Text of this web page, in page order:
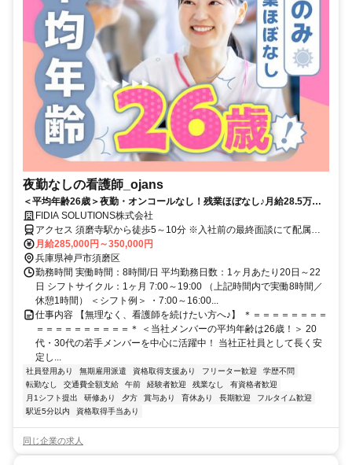
夜勤なしの看護師_ojans
＜平均年齢26歳＞夜勤・オンコールなし！残業ほぼなし♪月給28.5万円
～・昇給年2回・賞与年2回★初年度は賞与年3回★20代・30代の若手メ
ンバーが中心に活躍中！当社正社員として安定して働ける好環境◎
FIDIA SOLUTIONS株式会社
アクセス 須磨寺駅から徒歩5～10分 ※入社前の最終面談にて配属先
を決定致します。
月給285,000円～350,000円
兵庫県神戸市須磨区
勤務時間 実働時間：8時間/日 平均勤務日数：1ヶ月あたり20日～22
日 シフトサイクル：1ヶ月 7:00～19:00 （上記時間内で実働8時間／
休憩1時間） ＜シフト例＞ ・7:00～16:00...
仕事内容 【無理なく、看護師を続けたい方へ♪】 ＊＝＝＝＝＝＝＝＝
＝＝＝＝＝＝＝＝＝＝＊ ＜当社メンバーの平均年齢は26歳！＞ 20
代・30代の若手メンバーを中心に活躍中！ 当社正社員として長く安
定し...
社員登用あり 無期雇用派遣 資格取得支援あり フリーター歓迎
学歴不問
転勤なし
交通費全額支給 午前 経験者歓迎 残業なし
有資格者歓迎
月1シフト提出
研修あり 夕方 賞与あり 育休あり 長期歓迎
フルタイム歓迎
駅近5分以内
資格取得手当あり
同じ企業の求人